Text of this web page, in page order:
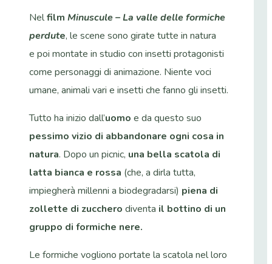
Nelfilm Minuscule – La valle delle formiche
perdute, le scene sono girate tutte in natura
e poi montate in studio con insetti protagonisti
come personaggi di animazione. Niente voci
umane, animali vari e insetti che fanno gli insetti.
Tutto ha inizio dall’uomo e da questo suo
pessimo vizio di abbandonare ogni cosa in
natura. Dopo un picnic, una bella scatola di
latta bianca e rossa (che, a dirla tutta,
impiegherà millenni a biodegradarsi) piena di
zollette di zucchero diventa il bottino di un
gruppo di formiche nere.
Le formiche vogliono portate la scatola nel loro